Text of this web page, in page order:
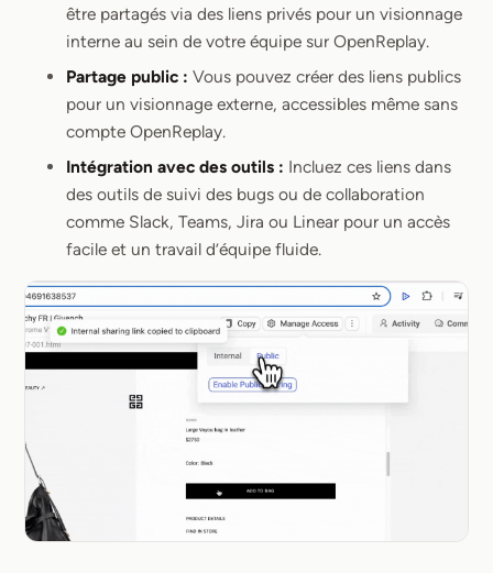
être partagés via des liens privés pour un visionnage
interne au sein de votre équipe sur OpenReplay.
Partage public : Vous pouvez créer des liens publics
pour un visionnage externe, accessibles même sans
compte OpenReplay.
Intégration avec des outils : Incluez ces liens dans
des outils de suivi des bugs ou de collaboration
comme Slack, Teams, Jira ou Linear pour un accès
facile et un travail d’équipe fluide.